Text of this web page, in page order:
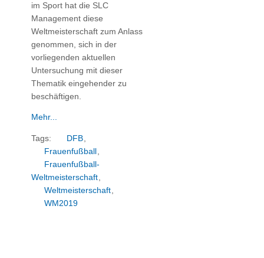
im Sport hat die SLC
Management diese
Weltmeisterschaft zum Anlass
genommen, sich in der
vorliegenden aktuellen
Untersuchung mit dieser
Thematik eingehender zu
beschäftigen.
Mehr...
Tags: DFB,
Frauenfußball ,
Frauenfußball-
Weltmeisterschaft,
Weltmeisterschaft,
WM2019